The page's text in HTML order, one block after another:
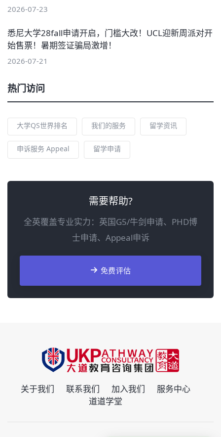
2026-07-23
悉尼大学28fall申请开启，门槛大改！UCL迎新周派对开
始售票！暑期签证骗局激增！
2026-07-21
热门访问
大学QS世界排名 我们的服务 留学资讯
申诉服务 Appeal 留学申请
需要帮助?
全英覆盖专业实力：英国G5/牛剑申请、PHD博
士申请、Appeal申诉
免费评估
关于我们 联系我们 加入我们
服务中心
道道学堂